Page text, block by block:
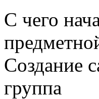
С чего
Создание
группа